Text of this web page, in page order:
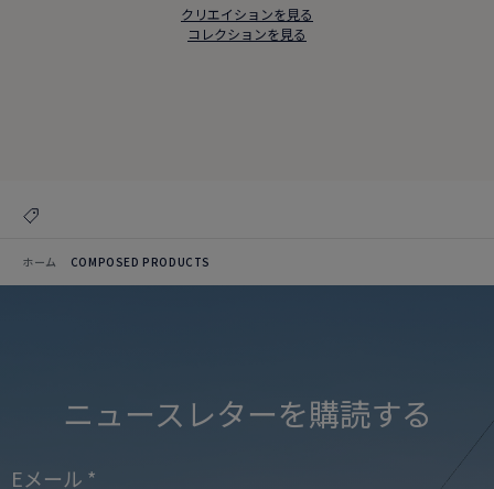
クリエイションを見る
コレクションを見る
ホーム COMPOSED PRODUCTS
ニュースレターを購読する